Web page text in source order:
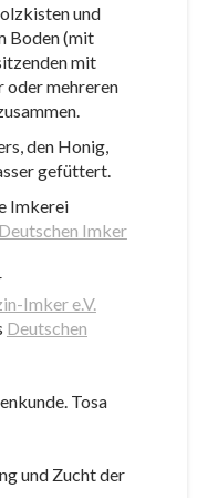
und
Boden (mit
mit
oder mehreren
den Honig,
gefüttert.
Imkerei
Deutschen Imker
Imker e.V.
Deutschen
Tosa
und Zucht der